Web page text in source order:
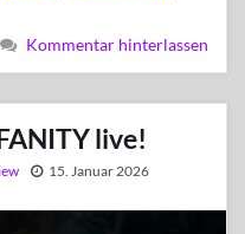
Kommentar hinterlassen
live!
15. Januar 2026